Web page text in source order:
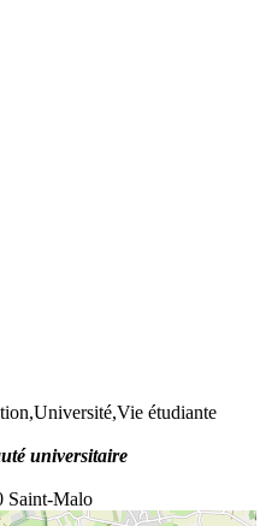
étudiante
universitaire
Saint-Malo